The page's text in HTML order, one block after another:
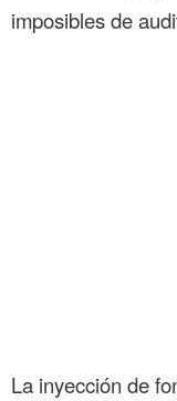
imposibles de
La inyección de